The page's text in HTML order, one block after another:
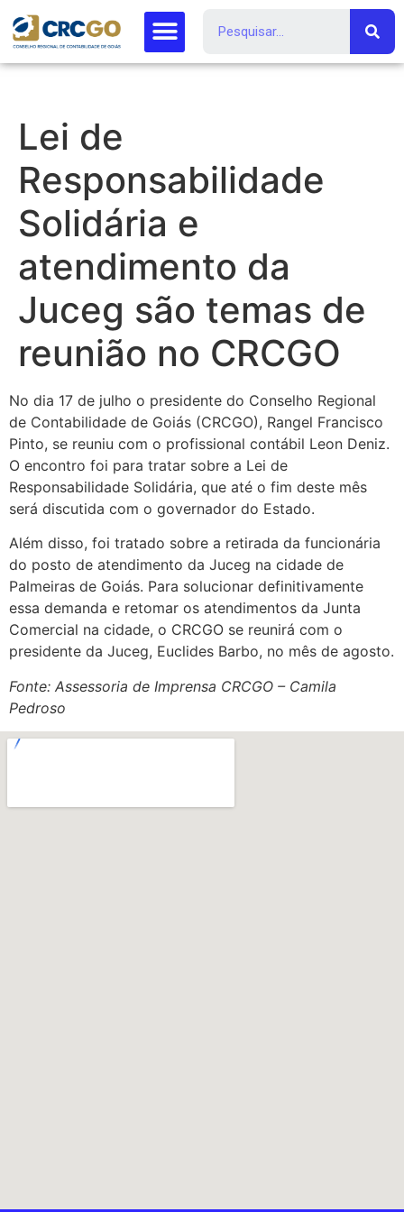
Lei de
Responsabilidade
Solidária e
atendimento da
Juceg são temas de
reunião no CRCGO
No dia 17 de julho o presidente do Conselho Regional
de Contabilidade de Goiás (CRCGO), Rangel Francisco
Pinto, se reuniu com o profissional contábil Leon Deniz.
O encontro foi para tratar sobre a Lei de
Responsabilidade Solidária, que até o fim deste mês
será discutida com o governador do Estado.
Além disso, foi tratado sobre a retirada da funcionária
do posto de atendimento da Juceg na cidade de
Palmeiras de Goiás. Para solucionar definitivamente
essa demanda e retomar os atendimentos da Junta
Comercial na cidade, o CRCGO se reunirá com o
presidente da Juceg, Euclides Barbo, no mês de agosto.
Fonte: Assessoria de Imprensa CRCGO – Camila
Pedroso